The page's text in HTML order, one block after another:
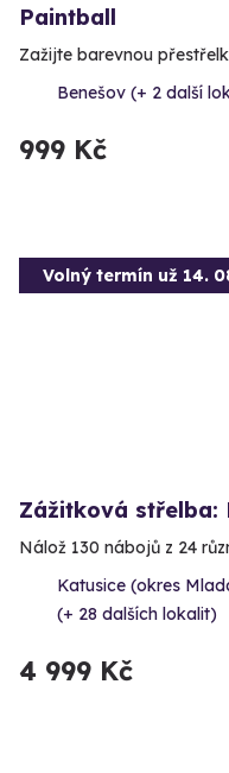
Paintball
Zažijte barevnou
Benešov (+ 2 další
999 Kč
Volný termín už 14.
Zážitková střelba:
Nálož 130 nábojů z 24
Katusice (okres
(+ 28 dalších lokalit)
4 999 Kč